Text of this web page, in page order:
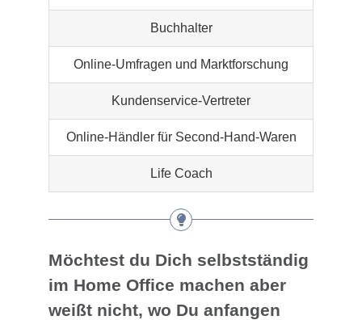
Buchhalter
Online-Umfragen und Marktforschung
Kundenservice-Vertreter
Online-Händler für Second-Hand-Waren
Life Coach
Möchtest du Dich selbstständig
im Home Office machen aber
weißt nicht, wo Du anfangen